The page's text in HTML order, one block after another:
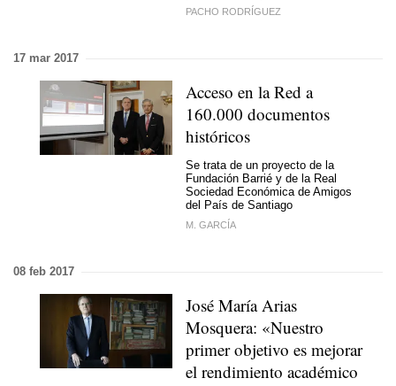
PACHO RODRÍGUEZ
17 mar 2017
Acceso en la Red a
160.000 documentos
históricos
Se trata de un proyecto de la
Fundación Barrié y de la Real
Sociedad Económica de Amigos
del País de Santiago
M. GARCÍA
08 feb 2017
José María Arias
Mosquera: «Nuestro
primer objetivo es mejorar
el rendimiento académico